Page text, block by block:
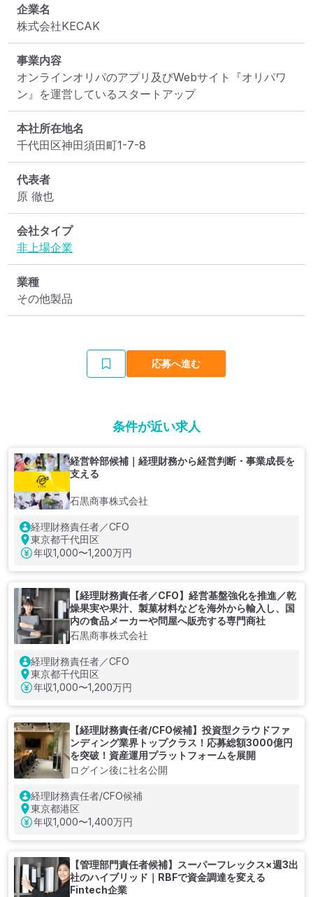
企業名
株式会社KECAK
事業内容
オンラインオリパのアプリ及びWebサイト『オリパワ
ン』を運営しているスタートアップ
本社所在地名
千代田区神田須田町1-7-8
代表者
原 徹也
会社タイプ
非上場企業
業種
その他製品
応募へ進む
条件が近い求人
経営幹部候補｜経理財務から経営判断・事業成長を
支える
石黒商事株式会社
経理財務責任者／CFO
東京都千代田区
年収1,000〜1,200万円
【経理財務責任者／CFO】経営基盤強化を推進／乾
燥果実や果汁、製菓材料などを海外から輸入し、国
内の食品メーカーや問屋へ販売する専門商社
石黒商事株式会社
経理財務責任者／CFO
東京都千代田区
年収1,000〜1,200万円
【経理財務責任者/CFO候補】投資型クラウドファ
ンディング業界トップクラス！応募総額3000億円
を突破！資産運用プラットフォームを展開
ログイン後に社名公開
経理財務責任者/CFO候補
東京都港区
年収1,000〜1,400万円
【管理部門責任者候補】スーパーフレックス×週3出
社のハイブリッド｜RBFで資金調達を変える
Fintech企業